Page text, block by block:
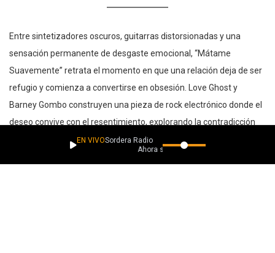
Entre sintetizadores oscuros, guitarras distorsionadas y una
sensación permanente de desgaste emocional, “Mátame
Suavemente” retrata el momento en que una relación deja de ser
refugio y comienza a convertirse en obsesión. Love Ghost y
Barney Gombo construyen una pieza de rock electrónico donde el
deseo convive con el resentimiento, explorando la contradicción
de seguir buscando a alguien incluso cuando su presencia ya
EN VIVOSordera Radio
Ahora suena